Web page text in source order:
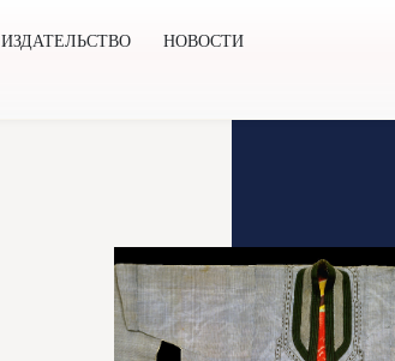
ИЗДАТЕЛЬСТВО
НОВОСТИ